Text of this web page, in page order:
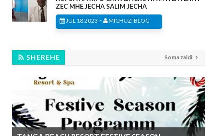
ZEC MHE.JECHA SALIM JECHA
JUL 18 2023 - MICHUZI BLOG
SHEREHE Soma zaidi